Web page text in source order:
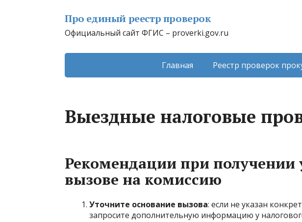
Про единый реестр проверок
Официальный сайт ФГИС – proverki.gov.ru
Главная Реестр проверок
Выездные налоговые
Рекомендации при получении
вызове на комиссию
Уточните основание вызова: если не указан
запросите дополнительную информацию у